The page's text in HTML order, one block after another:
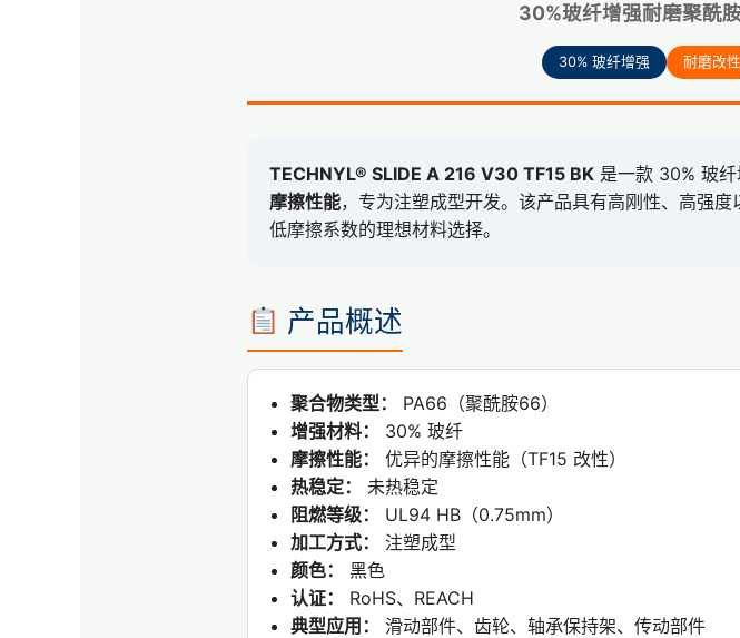
30%玻纤增强耐磨聚酰
30% 玻纤增强 耐磨改性
TECHNYL® SLIDE A 216 V30 TF15 BK 是一款 30% 玻
摩擦性能，专为注塑成型开发。该产品具有高刚性、高强
低摩擦系数的理想材料选择。
产品概述
聚合物类型：
PA66（聚酰胺66）
增强材料：
30% 玻纤
摩擦性能：
优异的摩擦性能（TF15 改性）
热稳定：
未热稳定
阻燃等级：
UL94 HB（0.75mm）
加工方式：
注塑成型
颜色：
黑色
认证：
RoHS、REACH
典型应用：
滑动部件、齿轮、轴承保持架、传动部件